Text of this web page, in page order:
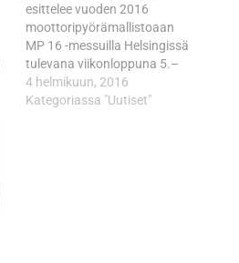
esittelee vuoden 2016
moottoripyörämallistoaan
MP 16 -messuilla Helsingissä
tulevana viikonloppuna 5.–
7.2. Uuden Softail Slim S -
tehokruiserin ja muiden
4 helmikuun, 2016
Kategoriassa "Uutiset"